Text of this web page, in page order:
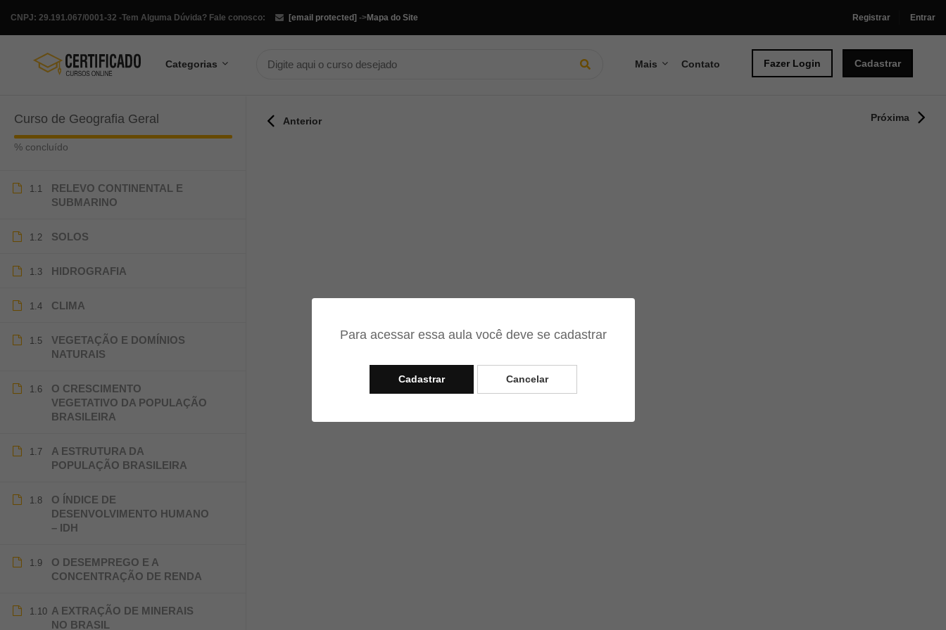
Para acessar essa aula você deve se cadastrar
Cadastrar Cancelar
Tem Alguma Dúvida? Fale conosco: [email protected]
CNPJ: 29.191.067/0001-32 - ->Mapa do Site Registrar Entrar
Categorias Mais Contato Fazer Login Cadastrar
Curso de Geografia Geral
% concluído
1.1
RELEVO CONTINENTAL E
SUBMARINO
1.2 SOLOS
1.3 HIDROGRAFIA
1.4 CLIMA
1.5
VEGETAÇÃO E DOMÍNIOS
NATURAIS
1.6
O CRESCIMENTO
VEGETATIVO DA POPULAÇÃO
BRASILEIRA
1.7
A ESTRUTURA DA
POPULAÇÃO BRASILEIRA
1.8
O ÍNDICE DE
DESENVOLVIMENTO HUMANO
– IDH
1.9
O DESEMPREGO E A
CONCENTRAÇÃO DE RENDA
1.10 A EXTRAÇÃO DE MINERAIS
NO BRASIL
Anterior Próxima